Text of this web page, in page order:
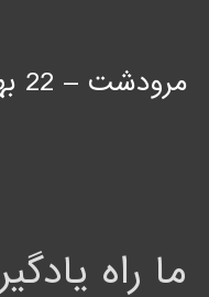
مرودشت – 22 بهمن شمالی
ما راه